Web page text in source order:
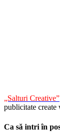
„Salturi Creative”
publicitate create
Ca să intri în